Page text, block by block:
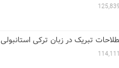
125,839
تبریک در زبان ترکی استانبولی
114,111